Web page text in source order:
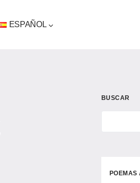
ESPAÑOL
BUSCAR
POEMAS